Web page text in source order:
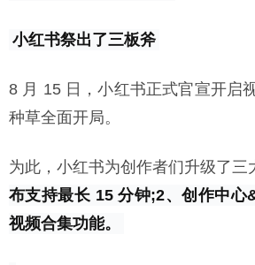
小红书祭出了三板斧
8 月 15 日，小红书正式官宣开启
种草全面开局。
为此，小红书为创作者们升级了三
布支持最长 15 分钟;2、创作中心
视频合集功能。